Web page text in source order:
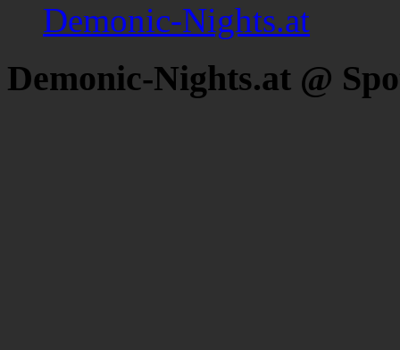
Demonic-Nights.at
Demonic-Nights.at @